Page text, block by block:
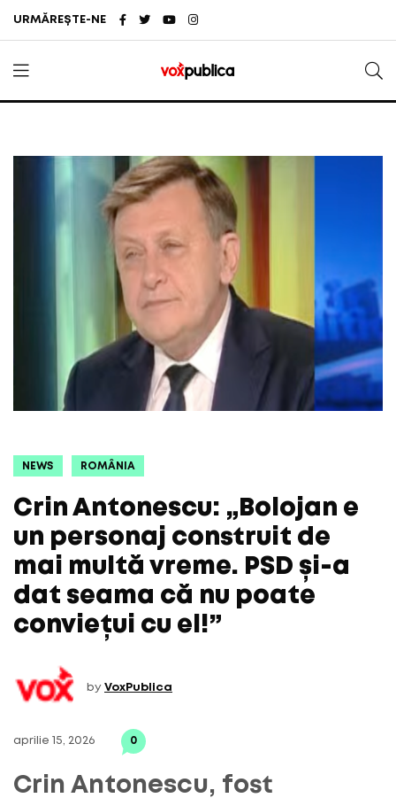
URMĂREȘTE-NE
NEWS ROMÂNIA
Crin Antonescu: „Bolojan e
un personaj construit de
mai multă vreme. PSD și-a
dat seama că nu poate
conviețui cu el!”
by VoxPublica
aprilie 15, 2026 0
Crin Antonescu, fost